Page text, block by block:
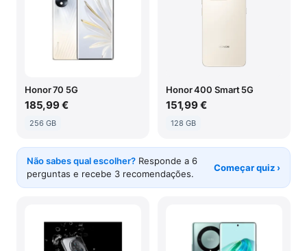
Honor 70 5G
185,99 €
256 GB
Honor 400 Smart 5G
151,99 €
128 GB
Não sabes qual escolher? Responde a 6
perguntas e recebe 3 recomendações.
Começar quiz ›